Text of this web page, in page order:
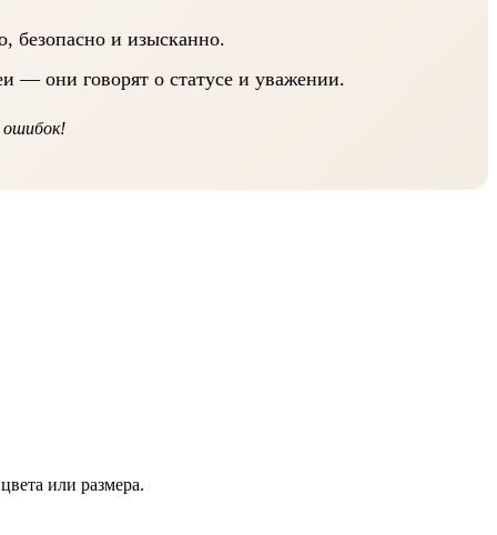
безопасно и изысканно.
— они говорят о статусе и уважении.
ошибок!
или размера.